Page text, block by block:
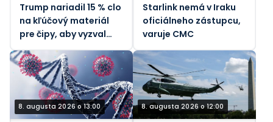
Trump nariadil 15 % clo
na kľúčový materiál
pre čipy, aby vyzval
Starlink nemá v Iraku
oficiálneho zástupcu,
varuje CMC
8. augusta 2026 o 13:00 8. augusta 2026 o 12:00